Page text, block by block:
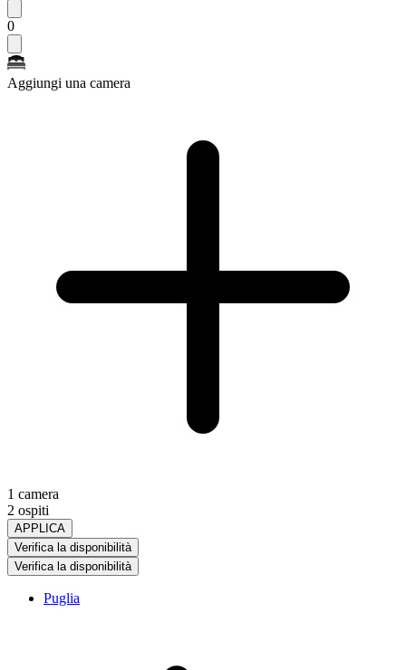
0
Aggiungi una camera
1 camera
2 ospiti
APPLICA
Verifica la disponibilità
Verifica la disponibilità
Puglia